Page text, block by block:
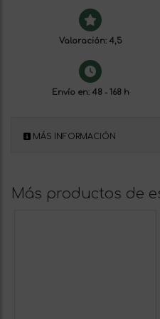
Valoración: 4,5
Envío en: 48 - 168 h
MÁS INFORMACIÓN
Más productos de